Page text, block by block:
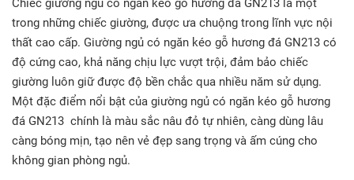
Chiếc giường ngủ có ngăn kéo gỗ hương đá GN213 là một
trong những chiếc giường, được ưa chuộng trong lĩnh vực nội
thất cao cấp. Giường ngủ có ngăn kéo gỗ hương đá GN213 có
độ cứng cao, khả năng chịu lực vượt trội, đảm bảo chiếc
giường luôn giữ được độ bền chắc qua nhiều năm sử dụng.
Một đặc điểm nổi bật của giường ngủ có ngăn kéo gỗ hương
đá GN213 chính là màu sắc nâu đỏ tự nhiên, càng dùng lâu
càng bóng mịn, tạo nên vẻ đẹp sang trọng và ấm cúng cho
không gian phòng ngủ.